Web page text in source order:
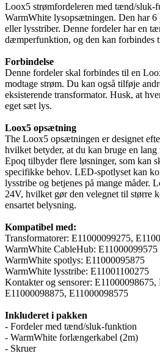
Loox5 strømfordeleren med tænd/sluk-
WarmWhite lysopsætningen. Den har
eller lysstriber. Denne fordeler har en
dæmperfunktion, og den kan forbindes
Forbindelse
Denne fordeler skal forbindes til en
modtage strøm. Du kan også tilføje
eksisterende transformator. Husk, at
eget sæt lys.
Loox5 opsætning
The Loox5 opsætningen er designet
hvilket betyder, at du kan bruge en
Epoq tilbyder flere løsninger, som kan
specifikke behov. LED-spotlyset kan
lysstribe og betjenes på mange måder.
24V, hvilket gør den velegnet til større
ensartet belysning.
Kompatibel med:
Transformatorer: E11000099275,
WarmWhite CableHub: E11000099575
WarmWhite spotlys: E11000095875
WarmWhite lysstribe: E11001100275
Kontakter og sensorer: E11000098675,
E11000098875, E11000098575
Inkluderet i pakken
- Fordeler med tænd/sluk-funktion
- WarmWhite forlængerkabel (2m)
- Skruer